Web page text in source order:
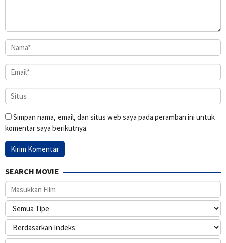
Simpan nama, email, dan situs web saya pada peramban ini untuk
komentar saya berikutnya.
SEARCH MOVIE